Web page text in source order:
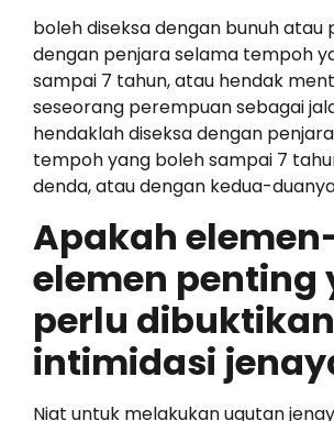
boleh diseksa dengan bunuh atau
dengan penjara selama tempoh
sampai 7 tahun, atau hendak
seseorang perempuan sebagai
hendaklah diseksa dengan
tempoh yang boleh sampai 7
denda, atau dengan kedua-
Apakah
elemen penting
perlu
intimidasi
Niat untuk melakukan ugutan